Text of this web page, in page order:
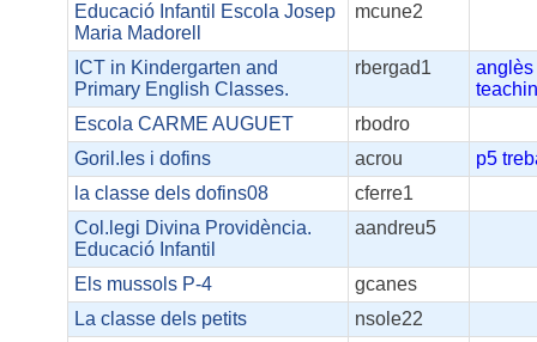
Educació Infantil Escola Josep
Maria Madorell
mcune2
ICT in Kindergarten and
Primary English Classes.
rbergad1
anglès
Escola CARME AUGUET
rbodro
Goril.les i dofins
acrou p5
la classe dels dofins08
cferre1
Col.legi Divina Providència.
Educació Infantil
aandreu5
Els mussols P-4
gcanes
La classe dels petits
nsole22